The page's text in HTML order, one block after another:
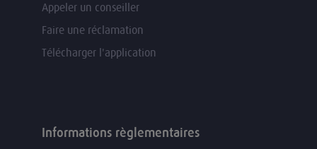
Appeler un conseiller
Faire une réclamation
Télécharger l'application
Informations règlementaires